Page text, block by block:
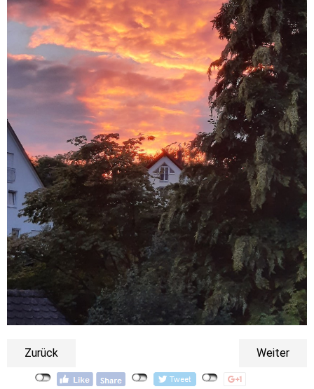
Zurück Weiter